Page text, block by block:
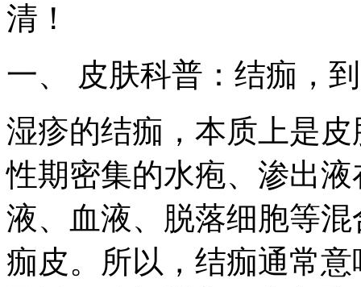
清！
一、 皮肤科普：结痂，
湿疹的结痂，本质上是
性期密集的水疱、渗出
液、血液、脱落细胞等
痂皮。所以，结痂通常